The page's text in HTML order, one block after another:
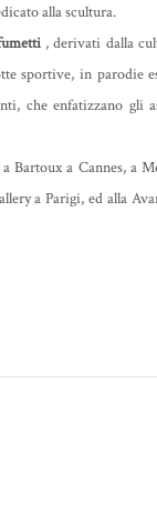
alla scultura.
, derivati dalla
sportive, in parodie
che enfatizzano gli
Bartoux a Cannes, a
a Parigi, ed alla